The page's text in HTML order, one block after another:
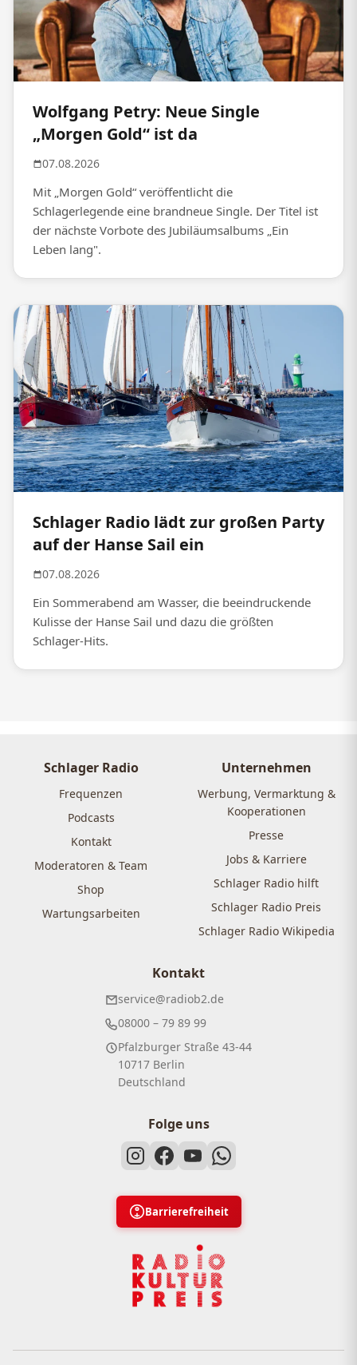
Wolfgang Petry: Neue Single
„Morgen Gold“ ist da
07.08.2026
Mit „Morgen Gold“ veröffentlicht die
Schlagerlegende eine brandneue Single. Der Titel ist
der nächste Vorbote des Jubiläumsalbums „Ein
Leben lang".
Schlager Radio lädt zur großen Party
auf der Hanse Sail ein
07.08.2026
Ein Sommerabend am Wasser, die beeindruckende
Kulisse der Hanse Sail und dazu die größten
Schlager-Hits.
Schlager Radio
Frequenzen
Podcasts
Kontakt
Moderatoren & Team
Shop
Wartungsarbeiten
Unternehmen
Werbung, Vermarktung &
Kooperationen
Presse
Jobs & Karriere
Schlager Radio hilft
Schlager Radio Preis
Schlager Radio Wikipedia
Kontakt
service@radiob2.de
08000 – 79 89 99
Pfalzburger Straße 43-44
10717 Berlin
Deutschland
Folge uns
Barrierefreiheit